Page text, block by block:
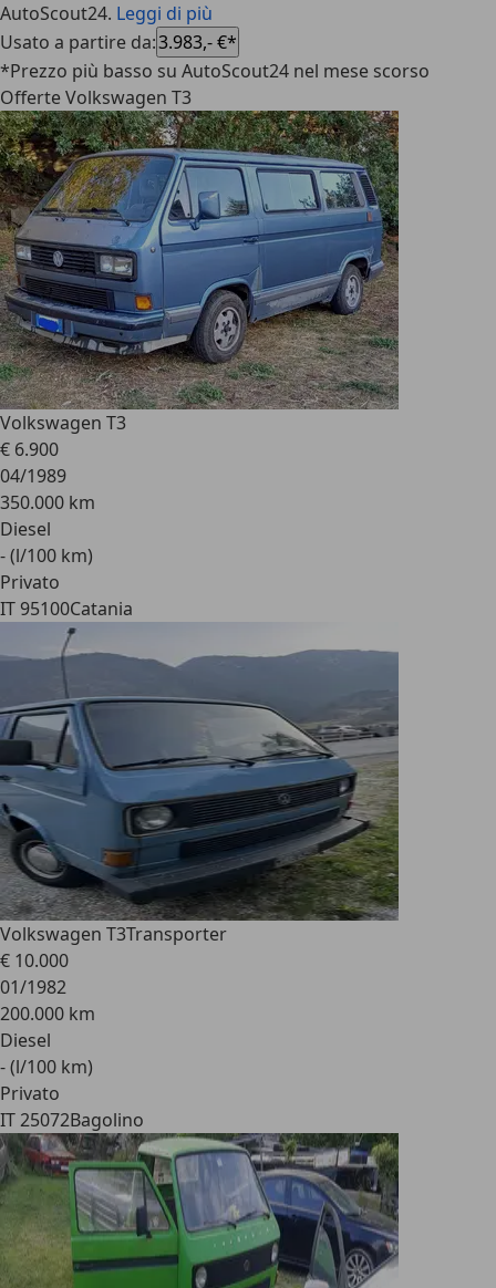
AutoScout24. Leggi di più
Usato a partire da:3.983,- €*
*Prezzo più basso su AutoScout24 nel mese scorso
Offerte Volkswagen T3
Volkswagen T3
€ 6.900
04/1989
350.000 km
Diesel
- (l/100 km)
Privato
IT 95100Catania
Volkswagen T3Transporter
€ 10.000
01/1982
200.000 km
Diesel
- (l/100 km)
Privato
IT 25072Bagolino